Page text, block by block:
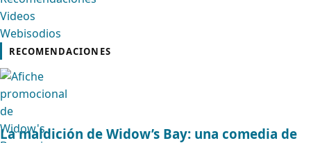
Videos
Webisodios
RECOMENDACIONES
La maldición de Widow’s Bay: una comedia de